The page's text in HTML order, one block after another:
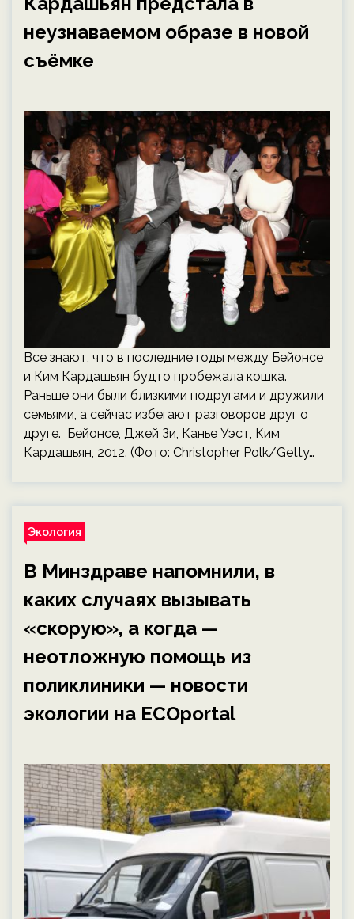
неузнаваемом образе в новой
съёмке
Все знают, что в последние годы между Бейонсе
и Ким Кардашьян будто пробежала кошка.
Раньше они были близкими подругами и дружили
семьями, а сейчас избегают разговоров друг о
друге. Бейонсе, Джей Зи, Канье Уэст, Ким
Кардашьян, 2012. (Фото: Christopher Polk/Getty…
Экология
В Минздраве напомнили, в
каких случаях вызывать
«скорую», а когда —
неотложную помощь из
поликлиники — новости
экологии на ECOportal